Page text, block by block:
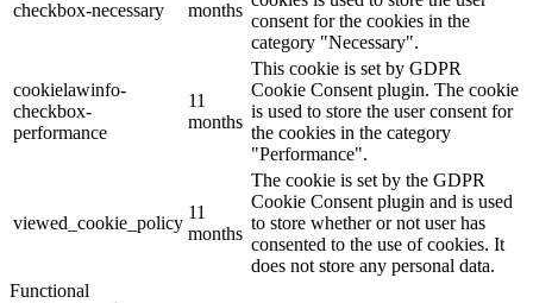
checkbox-necessary
months
consent for the cookies in the
category "Necessary".
cookielawinfo-
checkbox-
performance
11
months
This cookie is set by GDPR
Cookie Consent plugin. The cookie
is used to store the user consent for
the cookies in the category
"Performance".
viewed_cookie_policy
11
months
The cookie is set by the GDPR
Cookie Consent plugin and is used
to store whether or not user has
consented to the use of cookies. It
does not store any personal data.
Functional